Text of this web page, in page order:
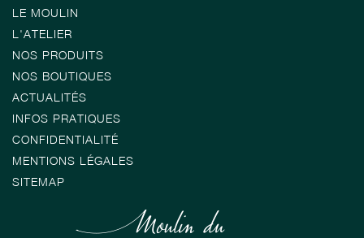
LE MOULIN
L'ATELIER
NOS PRODUITS
NOS BOUTIQUES
ACTUALITÉS
INFOS PRATIQUES
CONFIDENTIALITÉ
MENTIONS LÉGALES
SITEMAP